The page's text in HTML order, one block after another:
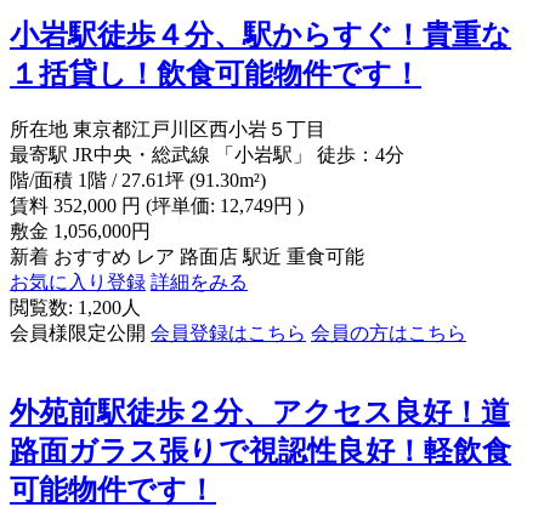
小岩駅徒歩４分、駅からすぐ！貴重な
１括貸し！飲食可能物件です！
所在地 東京都江戸川区西小岩５丁目
最寄駅 JR中央・総武線 「小岩駅」 徒歩：4分
階/面積 1階 / 27.61坪 (91.30m²)
賃料 352,000 円 (坪単価: 12,749円 )
敷金 1,056,000円
新着 おすすめ レア 路面店 駅近 重食可能
お気に入り登録 詳細をみる
閲覧数: 1,200人
会員様限定公開 会員登録はこちら 会員の方はこちら
外苑前駅徒歩２分、アクセス良好！道
路面ガラス張りで視認性良好！軽飲食
可能物件です！